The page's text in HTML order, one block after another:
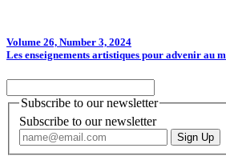
Volume 26, Number 3, 2024
Les enseignements artistiques pour advenir au
Subscribe to our newsletter
Subscribe to our newsletter